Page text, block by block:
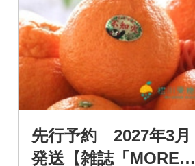
先行予約 2027年3月
発送【雑誌「MORE」